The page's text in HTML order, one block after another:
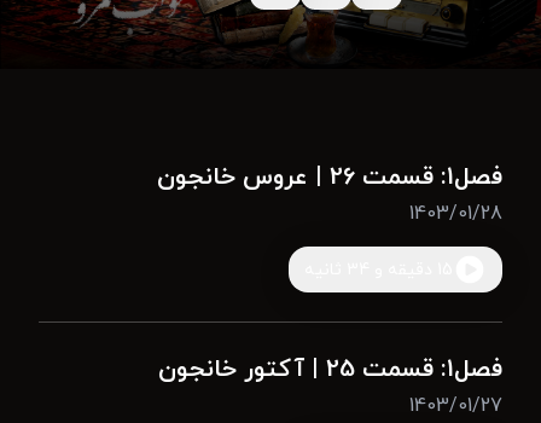
فصل1: قسمت 26 | عروس خانجون
1403/01/28
فصل1: قسمت 25 | آکتور خانجون
1403/01/27